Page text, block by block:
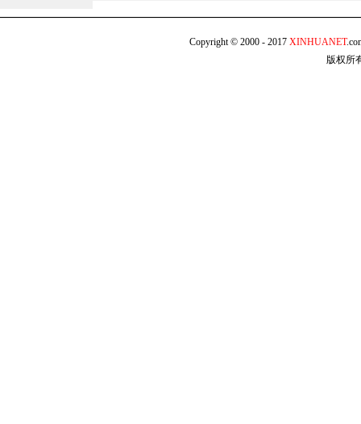
Copyright © 2000 - 2017 XINHUANET
版权所